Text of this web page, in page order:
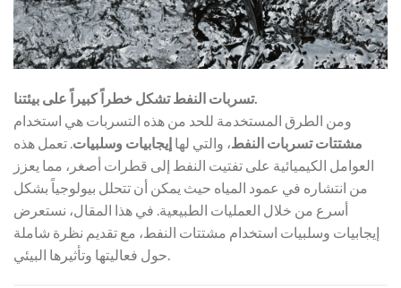
تسربات النفط تشكل خطراً كبيراً على بيئتنا.
ومن الطرق المستخدمة للحد من هذه التسربات هي استخدام
مشتتات تسربات النفط، والتي لها إيجابيات وسلبيات. تعمل هذه
العوامل الكيميائية على تفتيت النفط إلى قطرات أصغر، مما يعزز
من انتشاره في عمود المياه حيث يمكن أن تتحلل بيولوجياً بشكل
أسرع من خلال العمليات الطبيعية. في هذا المقال، نستعرض
إيجابيات وسلبيات استخدام مشتتات النفط، مع تقديم نظرة شاملة
حول فعاليتها وتأثيرها البيئي.